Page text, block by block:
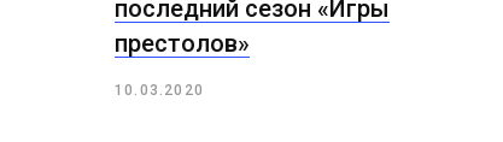
последний сезон «Игры
престолов»
10.03.2020